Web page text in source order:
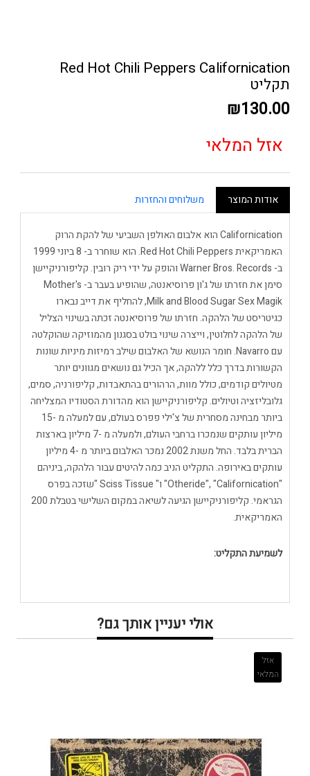
Red Hot Chili Peppers Californication
תקליט
₪130.00
אזל המלאי
אודות המוצר משלוחים והחזרות
Californication הוא אלבום האולפן השביעי של להקת הרוק
האמריקאית Red Hot Chili Peppers. הוא שוחרר ב- 8 ביוני 1999
ב- Warner Bros. Records והופק על ידי ריק רובין. קליפורניקיישן
סימן את חזרתו של ג'ון פרוסיאנטה, שהופיע בעבר ב- Mother's
Milk and Blood Sugar Sex Magik, להחליף את דייב נבארו
כגיטריסט של הלהקה. חזרתו של פרוסיאנטה זכתה בשינוי הצליל
של הלהקה לחלוטין, וייצרה שינוי בולט בסגנון מהמוזיקה שהוקלטה
עם Navarro. חומר הנושא של האלבום שילב רמיזות מיניות שונות
הקשורות בדרך כלל ללהקה, אך הכיל גם נושאים מגוונים יותר
מטיולים קודמים, כולל מוות, הרהורים בהתאבדות, קליפורניה, סמים,
גלובליזציה וטיולים. קליפורניקיישן הוא מהדורת הסטודיו המצליחה
ביותר מבחינה מסחרית של צ'ילי פפרס בעולם, עם למעלה מ -15
מיליון עותקים שנמכרו ברחבי העולם, ולמעלה מ -7 מיליון בארצות
הברית בלבד. החל משנת 2002 נמכר האלבום ביותר מ -4 מיליון
עותקים באירופה. התקליט הניב כמה להיטים עבור הלהקה, ביניהם
"Otheride", "Californication" ו" Sciss Tissue "שזכה בפרס
הגראמי. קליפורניקיישן הגיעה לשיאה במקום השלישי בטבלת 200
האמריקאית.
לשמיעת התקליט:
אולי יעניין אותך גם?
אזל
המלאי